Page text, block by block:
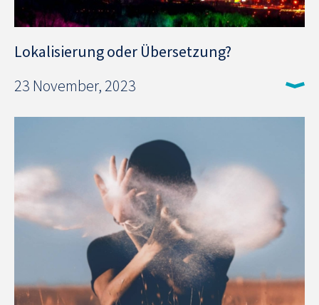
Lokalisierung oder Übersetzung?
23 November, 2023